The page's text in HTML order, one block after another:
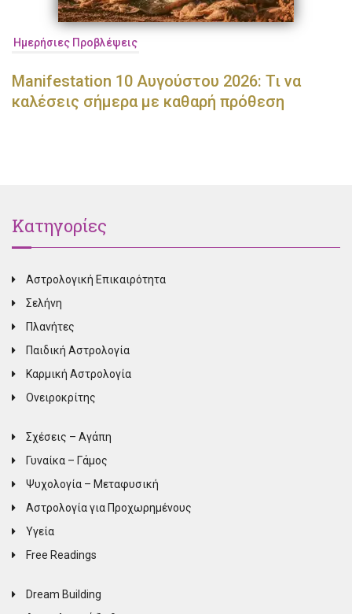
Ημερήσιες Προβλέψεις
Manifestation 10 Αυγούστου 2026: Τι να
καλέσεις σήμερα με καθαρή πρόθεση
Κατηγορίες
Αστρολογική Επικαιρότητα
Σελήνη
Πλανήτες
Παιδική Αστρολογία
Καρμική Αστρολογία
Ονειροκρίτης
Σχέσεις – Αγάπη
Γυναίκα – Γάμος
Ψυχολογία – Μεταφυσική
Αστρολογία για Προχωρημένους
Υγεία
Free Readings
Dream Building